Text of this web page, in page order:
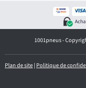
i
l
1001pneus -
Plan de site| Politique de